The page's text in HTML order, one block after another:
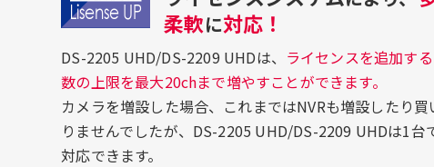
柔軟に対応！
DS-2205 UHD/DS-2209 UHDは、 ライセンスを追加す
数の上限を最大20chまで増やすことができます。
カメラを増設した場合、これまではNVRも増設したり
りませんでしたが、DS-2205 UHD/DS-2209 UHDは1台
対応できます。